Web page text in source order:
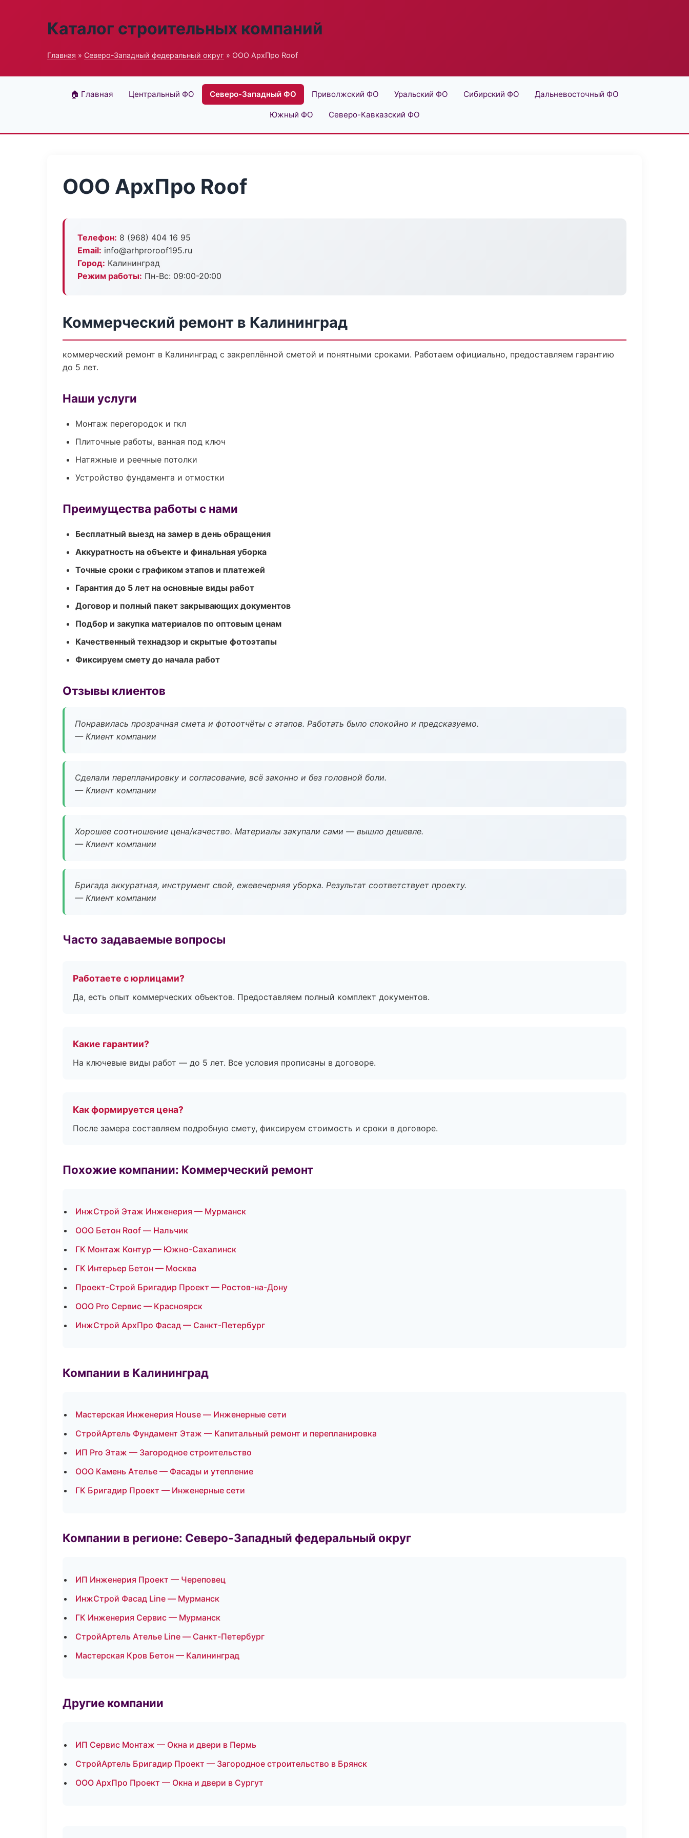
Каталог строительных компаний
Главная » Северо-Западный федеральный округ » ООО АрхПро Roof
🏠 Главная Центральный ФО Северо-Западный ФО Приволжский ФО Уральский ФО Сибирский ФО Дальневосточный ФО
Южный ФО Северо-Кавказский ФО
ООО АрхПро Roof
Телефон: 8 (968) 404 16 95
Email: info@arhproroof195.ru
Город: Калининград
Режим работы: Пн-Вс: 09:00-20:00
Коммерческий ремонт в Калининград
коммерческий ремонт в Калининград с закреплённой сметой и понятными сроками. Работаем официально, предоставляем гарантию
до 5 лет.
Наши услуги
Монтаж перегородок и гкл
Плиточные работы, ванная под ключ
Натяжные и реечные потолки
Устройство фундамента и отмостки
Преимущества работы с нами
Бесплатный выезд на замер в день обращения
Аккуратность на объекте и финальная уборка
Точные сроки с графиком этапов и платежей
Гарантия до 5 лет на основные виды работ
Договор и полный пакет закрывающих документов
Подбор и закупка материалов по оптовым ценам
Качественный технадзор и скрытые фотоэтапы
Фиксируем смету до начала работ
Отзывы клиентов
Понравилась прозрачная смета и фотоотчёты с этапов. Работать было спокойно и предсказуемо.
— Клиент компании
Сделали перепланировку и согласование, всё законно и без головной боли.
— Клиент компании
Хорошее соотношение цена/качество. Материалы закупали сами — вышло дешевле.
— Клиент компании
Бригада аккуратная, инструмент свой, ежевечерняя уборка. Результат соответствует проекту.
— Клиент компании
Часто задаваемые вопросы
Работаете с юрлицами?
Да, есть опыт коммерческих объектов. Предоставляем полный комплект документов.
Какие гарантии?
На ключевые виды работ — до 5 лет. Все условия прописаны в договоре.
Как формируется цена?
После замера составляем подробную смету, фиксируем стоимость и сроки в договоре.
Похожие компании: Коммерческий ремонт
ИнжСтрой Этаж Инженерия — Мурманск
ООО Бетон Roof — Нальчик
ГК Монтаж Контур — Южно-Сахалинск
ГК Интерьер Бетон — Москва
Проект-Строй Бригадир Проект — Ростов-на-Дону
ООО Pro Сервис — Красноярск
ИнжСтрой АрхПро Фасад — Санкт-Петербург
Компании в Калининград
Мастерская Инженерия House — Инженерные сети
СтройАртель Фундамент Этаж — Капитальный ремонт и перепланировка
ИП Pro Этаж — Загородное строительство
ООО Камень Ателье — Фасады и утепление
ГК Бригадир Проект — Инженерные сети
Компании в регионе: Северо-Западный федеральный округ
ИП Инженерия Проект — Череповец
ИнжСтрой Фасад Line — Мурманск
ГК Инженерия Сервис — Мурманск
СтройАртель Ателье Line — Санкт-Петербург
Мастерская Кров Бетон — Калининград
Другие компании
ИП Сервис Монтаж — Окна и двери в Пермь
СтройАртель Бригадир Проект — Загородное строительство в Брянск
ООО АрхПро Проект — Окна и двери в Сургут